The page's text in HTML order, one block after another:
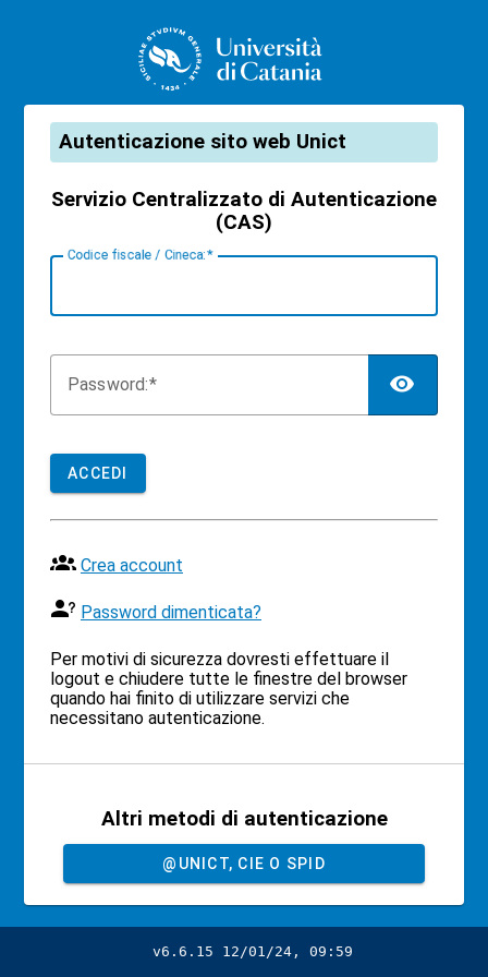
CAS
Autenticazione sito web Unict
Servizio Centralizzato di Autenticazione
(CAS)
Codice fiscale / Cineca:
Password:
ACCEDI
Crea account
Password dimenticata?
Per motivi di sicurezza dovresti effettuare il
logout e chiudere tutte le finestre del browser
quando hai finito di utilizzare servizi che
necessitano autenticazione.
Altri metodi di autenticazione
@UNICT, CIE O SPID
v6.6.15 12/01/24, 09:59